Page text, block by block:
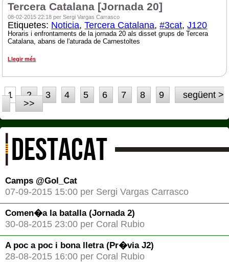
Tercera Catalana [Jornada 20]
08-02-2015 22:18 per Sergi Vargas Carrasco
Etiquetes: Noticia,Tercera Catalana,#3cat,J120
Horaris i enfrontaments de la jornada 20 als disset grups de Tercera
Catalana, abans de l'aturada de Carnestoltes
Llegir més
1 2 3 4 5 6 7 8 9
següent >
>>
DESTACAT
Camps @Gol_Cat
07-09-2015 15:00 per Sergi Vargas Carrasco
Comen�a la batalla (Jornada 2)
30-08-2015 23:00 per Coral Rubio
A poc a poc i bona lletra (Pr�via J2)
28-08-2015 16:00 per Coral Rubio